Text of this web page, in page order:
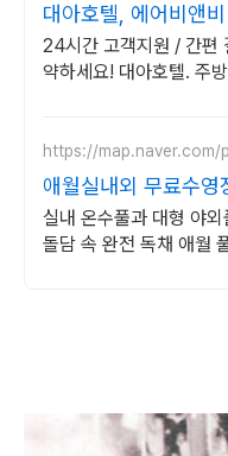
대아호텔, 에어비앤
보기
24시간 고객지원 / 간편
약하세요! 대아호텔. 주
https://
애월실내외 무료수영
동반 이국적 감성숙소
실내 온수풀과 대형 야
돌담 속 완전 독채 애월